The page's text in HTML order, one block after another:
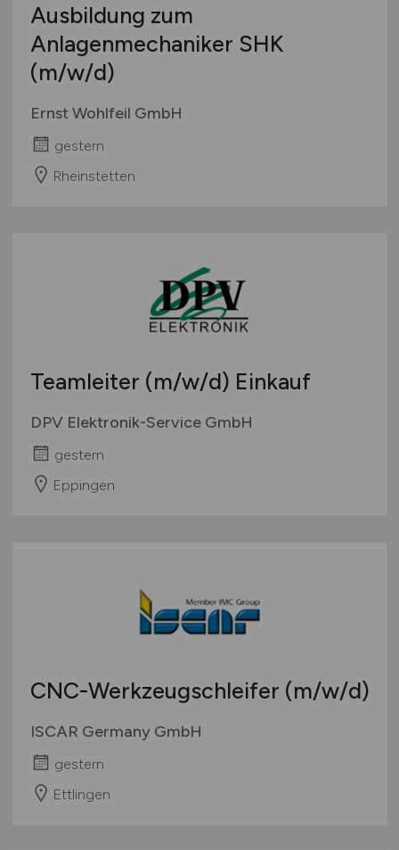
Ausbildung zum
Anlagenmechaniker SHK
(m/w/d)
Ernst Wohlfeil GmbH
gestern
Rheinstetten
Teamleiter (m/w/d) Einkauf
DPV Elektronik-Service GmbH
gestern
Eppingen
CNC-Werkzeugschleifer (m/w/d)
ISCAR Germany GmbH
gestern
Ettlingen